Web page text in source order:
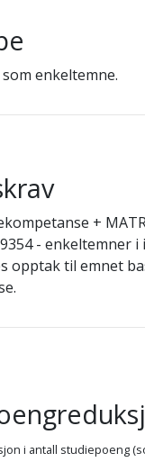
enkeltemne.
+
- enkeltemner
opptak til emnet
i antall studiepoeng